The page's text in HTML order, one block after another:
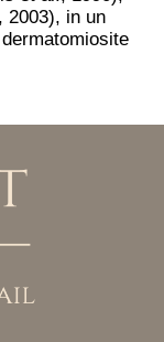
2003), in un